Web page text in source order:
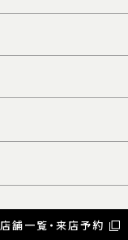
店舗一覧・来店予約